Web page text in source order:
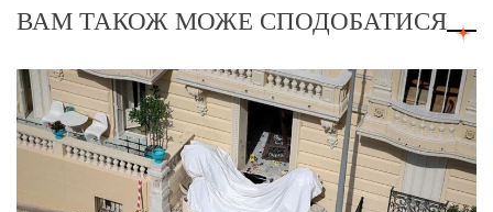
ВАМ ТАКОЖ МОЖЕ СПОДОБАТИСЯ